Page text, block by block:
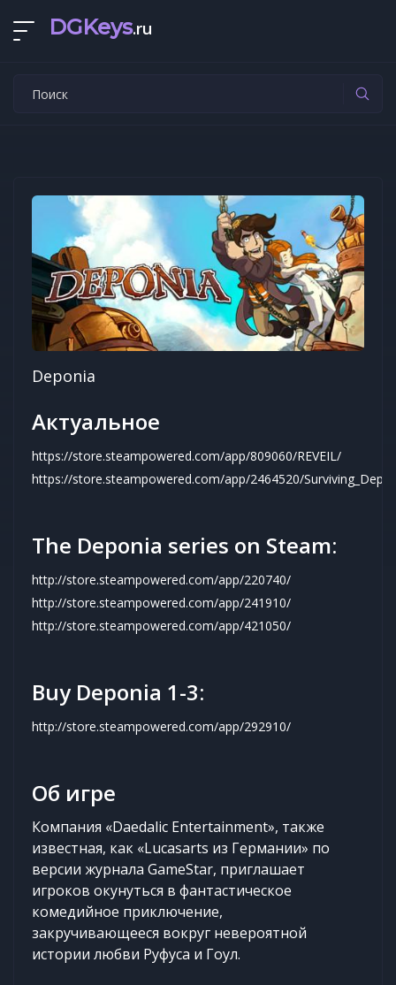
DGKeys.ru
Deponia
Актуальное
https://store.steampowered.com/app/809060/REVEIL/
https://store.steampowered.com/app/2464520/
The Deponia series on Steam:
http://store.steampowered.com/app/220740/
http://store.steampowered.com/app/241910/
http://store.steampowered.com/app/421050/
Buy Deponia 1-3:
http://store.steampowered.com/app/292910/
Об игре
Компания «Daedalic Entertainment», также
известная, как «Lucasarts из Германии» по
версии журнала GameStar, приглашает
игроков окунуться в фантастическое
комедийное приключение,
закручивающееся вокруг невероятной
истории любви Руфуса и Гоул.